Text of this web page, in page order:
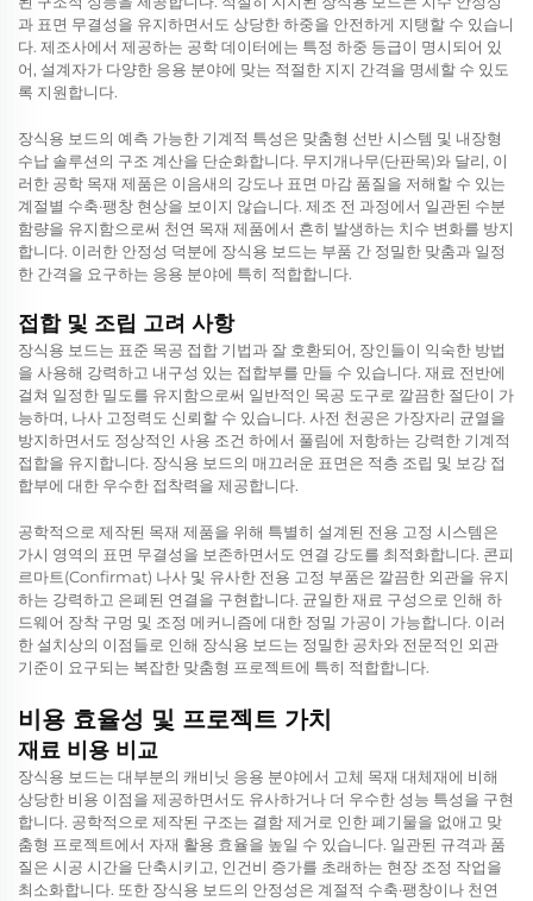
과 표면 무결성을 유지하면서도 상당한 하중을 안전하게 지탱할 수 있습니
다. 제조사에서 제공하는 공학 데이터에는 특정 하중 등급이 명시되어 있
어, 설계자가 다양한 응용 분야에 맞는 적절한 지지 간격을 명세할 수 있도
록 지원합니다.
장식용 보드의 예측 가능한 기계적 특성은 맞춤형 선반 시스템 및 내장형
수납 솔루션의 구조 계산을 단순화합니다. 무지개나무(단판목)와 달리, 이
러한 공학 목재 제품은 이음새의 강도나 표면 마감 품질을 저해할 수 있는
계절별 수축·팽창 현상을 보이지 않습니다. 제조 전 과정에서 일관된 수분
함량을 유지함으로써 천연 목재 제품에서 흔히 발생하는 치수 변화를 방지
합니다. 이러한 안정성 덕분에 장식용 보드는 부품 간 정밀한 맞춤과 일정
한 간격을 요구하는 응용 분야에 특히 적합합니다.
접합 및 조립 고려 사항
장식용 보드는 표준 목공 접합 기법과 잘 호환되어, 장인들이 익숙한 방법
을 사용해 강력하고 내구성 있는 접합부를 만들 수 있습니다. 재료 전반에
걸쳐 일정한 밀도를 유지함으로써 일반적인 목공 도구로 깔끔한 절단이 가
능하며, 나사 고정력도 신뢰할 수 있습니다. 사전 천공은 가장자리 균열을
방지하면서도 정상적인 사용 조건 하에서 풀림에 저항하는 강력한 기계적
접합을 유지합니다. 장식용 보드의 매끄러운 표면은 적층 조립 및 보강 접
합부에 대한 우수한 접착력을 제공합니다.
공학적으로 제작된 목재 제품을 위해 특별히 설계된 전용 고정 시스템은
가시 영역의 표면 무결성을 보존하면서도 연결 강도를 최적화합니다. 콘피
르마트(Confirmat) 나사 및 유사한 전용 고정 부품은 깔끔한 외관을 유지
하는 강력하고 은폐된 연결을 구현합니다. 균일한 재료 구성으로 인해 하
드웨어 장착 구멍 및 조정 메커니즘에 대한 정밀 가공이 가능합니다. 이러
한 설치상의 이점들로 인해 장식용 보드는 정밀한 공차와 전문적인 외관
기준이 요구되는 복잡한 맞춤형 프로젝트에 특히 적합합니다.
비용 효율성 및 프로젝트 가치
재료 비용 비교
장식용 보드는 대부분의 캐비닛 응용 분야에서 고체 목재 대체재에 비해
상당한 비용 이점을 제공하면서도 유사하거나 더 우수한 성능 특성을 구현
합니다. 공학적으로 제작된 구조는 결함 제거로 인한 폐기물을 없애고 맞
춤형 프로젝트에서 자재 활용 효율을 높일 수 있습니다. 일관된 규격과 품
질은 시공 시간을 단축시키고, 인건비 증가를 초래하는 현장 조정 작업을
최소화합니다. 또한 장식용 보드의 안정성은 계절적 수축·팽창이나 천연